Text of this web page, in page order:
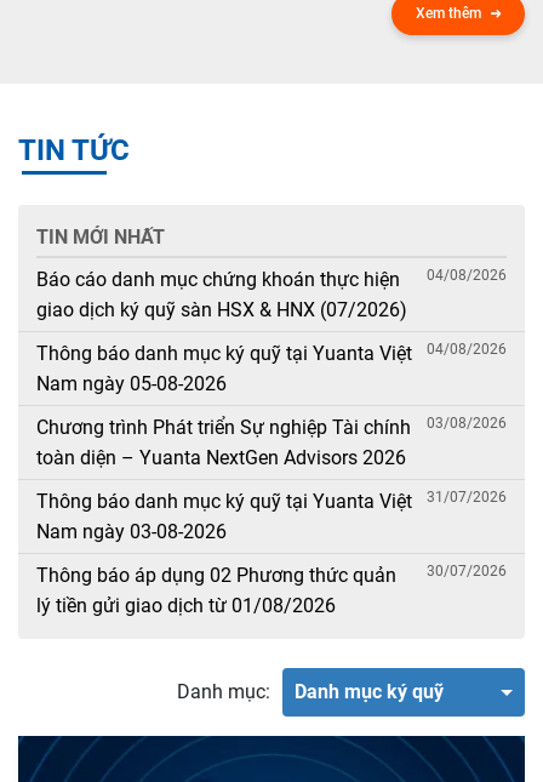
Xem thêm
TIN TỨC
TIN MỚI NHẤT
Báo cáo danh mục chứng khoán thực hiện
giao dịch ký quỹ sàn HSX & HNX (07/2026)
04/08/2026
Thông báo danh mục ký quỹ tại Yuanta Việt
Nam ngày 05-08-2026
04/08/2026
Chương trình Phát triển Sự nghiệp Tài chính
toàn diện – Yuanta NextGen Advisors 2026
03/08/2026
Thông báo danh mục ký quỹ tại Yuanta Việt
Nam ngày 03-08-2026
31/07/2026
Thông báo áp dụng 02 Phương thức quản
lý tiền gửi giao dịch từ 01/08/2026
30/07/2026
Danh mục: Danh mục ký quỹ